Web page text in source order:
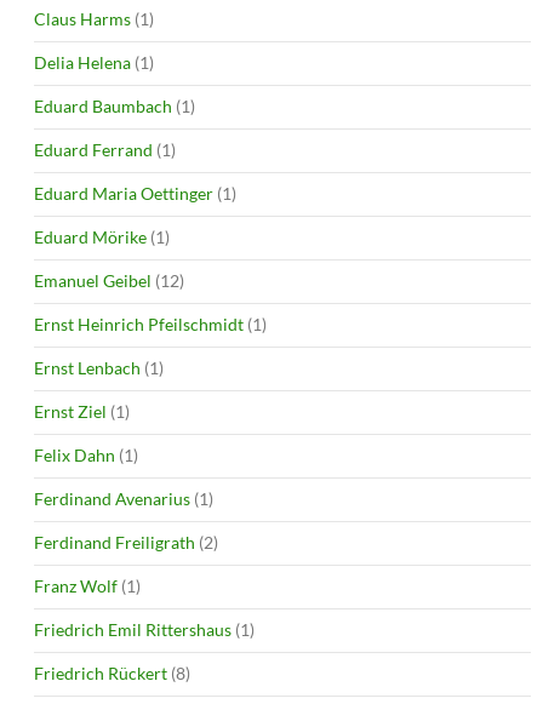
Claus Harms (1)
Delia Helena (1)
Eduard Baumbach (1)
Eduard Ferrand (1)
Eduard Maria Oettinger (1)
Eduard Mörike (1)
Emanuel Geibel (12)
Ernst Heinrich Pfeilschmidt (1)
Ernst Lenbach (1)
Ernst Ziel (1)
Felix Dahn (1)
Ferdinand Avenarius (1)
Ferdinand Freiligrath (2)
Franz Wolf (1)
Friedrich Emil Rittershaus (1)
Friedrich Rückert (8)